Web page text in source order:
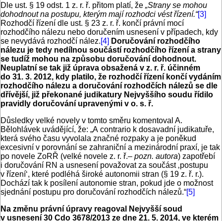
Dle ust. § 19 odst. 1 z. r. ř. přitom platí, že „Strany se mohou
dohodnout na postupu, kterým mají rozhodci vést řízení.“[3]
Rozhodčí řízení dle ust. § 23 z. r. ř. končí právní mocí
rozhodčího nálezu nebo doručením usnesení v případech, kdy
se nevydává rozhodčí nález.[4] Doručování rozhodčího
nálezu je tedy nedílnou součástí rozhodčího řízení a strany
se tudíž mohou na způsobu doručování dohodnout.
Neuplatní se tak již úprava obsažená v z. r. ř. účinném
do 31. 3. 2012, kdy platilo, že rozhodčí řízení končí vydáním
rozhodčího nálezu a doručování rozhodčích nálezů se dle
dřívější, již překonané judikatury Nejvyššího soudu řídilo
pravidly doručování upravenými v o. s. ř.
Důsledky velké novely v tomto směru komentoval A.
Bělohlávek uvádějící, že: „A contrario k dosavadní judikatuře,
která svého času vyvolala značné rozpaky a je poněkud
excesivní v porovnání se zahraniční a mezinárodní praxí, je tak
po novele ZoRŘ (velké novele z. r. ř.– pozn. autora) zapotřebí
i doručování RN a usnesení považovat za součást ‚postupu
v řízení‘, které podléhá široké autonomii stran (§ 19 z. ř. r.).
Dochází tak k posílení autonomie stran, pokud jde o možnost
sjednání postupu pro doručování rozhodčích nálezů.“[5]
Na změnu právní úpravy reagoval Nejvyšší soud
v usnesení 30 Cdo 3678/2013 ze dne 21. 5. 2014, ve kterém